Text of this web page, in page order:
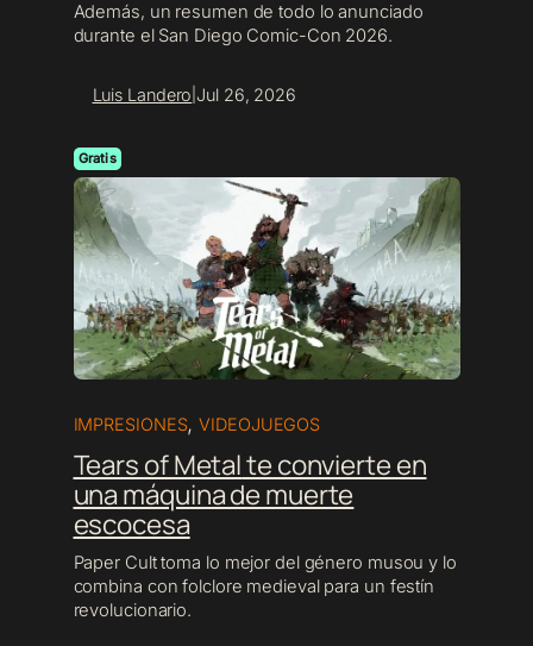
Además, un resumen de todo lo anunciado
durante el San Diego Comic-Con 2026.
Luis Landero Jul 26, 2026
Gratis
IMPRESIONES,VIDEOJUEGOS
Tears of Metalte convierte en
una máquina de muerte
escocesa
Paper Cult toma lo mejor del género musou y lo
combina con folclore medieval para un festín
revolucionario.